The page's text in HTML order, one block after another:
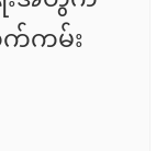
က်ကမ်း